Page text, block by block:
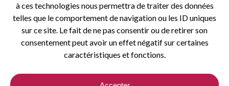
à ces technologies nous permettra de traiter des données
telles que le comportement de navigation ou les ID uniques
sur ce site. Le fait de ne pas consentir ou de retirer son
consentement peut avoir un effet négatif sur certaines
caractéristiques et fonctions.
© 2026 Communauté de Communes du Ternois - Réalisé par :